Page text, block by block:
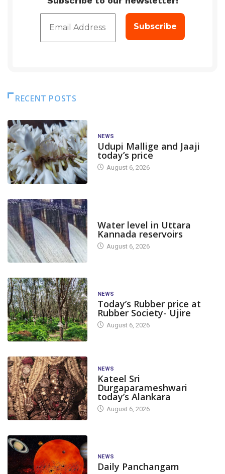
RECENT POSTS
NEWS
Udupi Mallige and Jaaji
today’s price
August 6, 2026
Water level in Uttara
Kannada reservoirs
August 6, 2026
NEWS
Today’s Rubber price at
Rubber Society- Ujire
August 6, 2026
NEWS
Kateel Sri
Durgaparameshwari
today’s Alankara
August 6, 2026
NEWS
Daily Panchangam